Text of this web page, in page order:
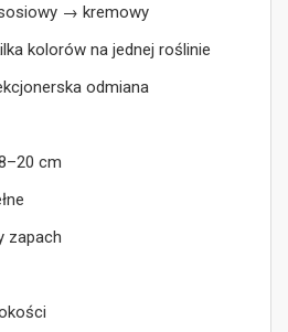
→ kremowy
kolorów na jednej roślinie
odmiana
cm
zapach